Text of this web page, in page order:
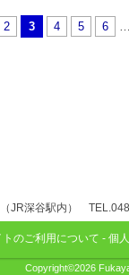
2 3 4 5 6
JR深谷駅内）
トのご利用について - 個
Copyright©2026